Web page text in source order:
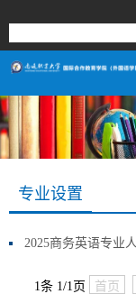
专业设置
1条 1/1页 首页